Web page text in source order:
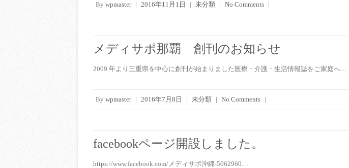
By wpmaster | 2016年11月1日 | 未分類 | No Comments |
メディサポ那覇 創刊のお知らせ
2009 年より三重県を中心に創刊が始まりました医療・介護・生活情報誌をご家庭へ…
By wpmaster | 2016年7月8日 | 未分類 | No Comments |
facebookページ開設しました。
https://www.facebook.com/メディサポ沖縄-5062960…